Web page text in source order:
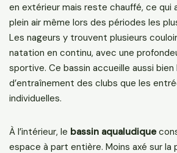
en extérieur mais reste chauffé, ce qui
plein air même lors des périodes les
Les nageurs y trouvent plusieurs
natation en continu, avec une
sportive. Ce bassin accueille aussi
d’entraînement des clubs que les
individuelles.
À l’intérieur, le bassin aqualudique
espace à part entière. Moins axé sur la